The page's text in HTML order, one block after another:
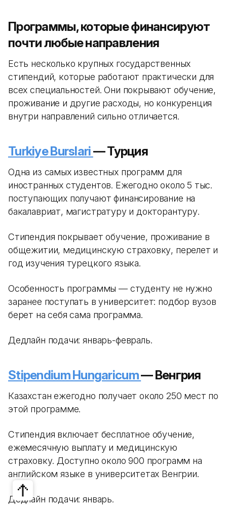
Программы, которые финансируют
почти любые направления
Есть несколько крупных государственных
стипендий, которые работают практически для
всех специальностей. Они покрывают обучение,
проживание и другие расходы, но конкуренция
внутри направлений сильно отличается.
Turkiye Burslari— Турция
Одна из самых известных программ для
иностранных студентов. Ежегодно около 5 тыс.
поступающих получают финансирование на
бакалавриат, магистратуру и докторантуру.
Стипендия покрывает обучение, проживание в
общежитии, медицинскую страховку, перелет и
год изучения турецкого языка.
Особенность программы — студенту не нужно
заранее поступать в университет: подбор вузов
берет на себя сама программа.
Дедлайн подачи: январь-февраль.
Stipendium Hungaricum— Венгрия
Казахстан ежегодно получает около 250 мест по
этой программе.
Стипендия включает бесплатное обучение,
ежемесячную выплату и медицинскую
страховку. Доступно около 900 программ на
английском языке в университетах Венгрии.
Дедлайн подачи: январь.